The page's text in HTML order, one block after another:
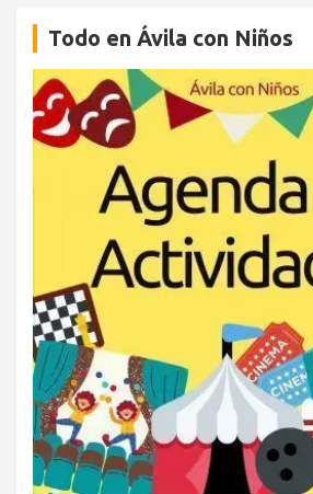
Todo en Ávila con Niños